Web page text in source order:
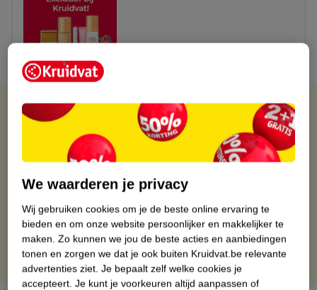
Kruidvat is altijd voordelig
Gratis ophalen in de winkel
Op werkdagen voor 22:00 uur besteld, volgende dag in huis
Gratis thuisbezorgd vanaf 50.00
Gratis retourneren binnen 30 dagen
Gratis punten met je Kruidvat kaart
We waarderen je privacy
Wij gebruiken cookies om je de beste online ervaring te
bieden en om onze website persoonlijker en makkelijker te
maken. Zo kunnen we jou de beste acties en aanbiedingen
tonen en zorgen we dat je ook buiten Kruidvat.be relevante
advertenties ziet. Je bepaalt zelf welke cookies je
accepteert. Je kunt je voorkeuren altijd aanpassen of